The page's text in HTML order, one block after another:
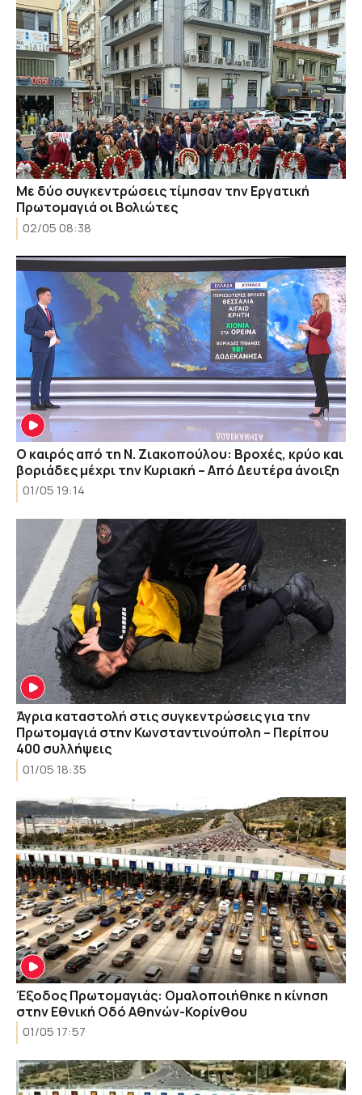
Με δύο συγκεντρώσεις τίμησαν την Εργατική
Πρωτομαγιά οι Βολιώτες
02/05 08:38
Ο καιρός από τη Ν. Ζιακοπούλου: Βροχές, κρύο και
βοριάδες μέχρι την Κυριακή – Από Δευτέρα άνοιξη
01/05 19:14
Άγρια καταστολή στις συγκεντρώσεις για την
Πρωτομαγιά στην Κωνσταντινούπολη – Περίπου
400 συλλήψεις
01/05 18:35
Έξοδος Πρωτομαγιάς: Ομαλοποιήθηκε η κίνηση
στην Εθνική Οδό Αθηνών-Κορίνθου
01/05 17:57